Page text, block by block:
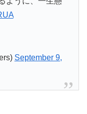
September 9,